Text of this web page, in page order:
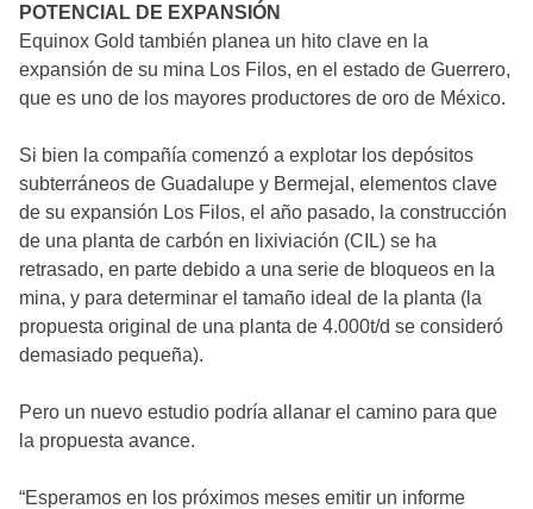
POTENCIAL DE EXPANSIÓN
Equinox Gold también planea un hito clave en la
expansión de su mina Los Filos, en el estado de Guerrero,
que es uno de los mayores productores de oro de México.
Si bien la compañía comenzó a explotar los depósitos
subterráneos de Guadalupe y Bermejal, elementos clave
de su expansión Los Filos, el año pasado, la construcción
de una planta de carbón en lixiviación (CIL) se ha
retrasado, en parte debido a una serie de bloqueos en la
mina, y para determinar el tamaño ideal de la planta (la
propuesta original de una planta de 4.000t/d se consideró
demasiado pequeña).
Pero un nuevo estudio podría allanar el camino para que
la propuesta avance.
“Esperamos en los próximos meses emitir un informe